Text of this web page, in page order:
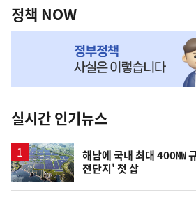
책
NOW,
뉴
스
정책 NOW
실시간 인기뉴스
해남에 국내 최대 400㎿
전단지' 첫 삽